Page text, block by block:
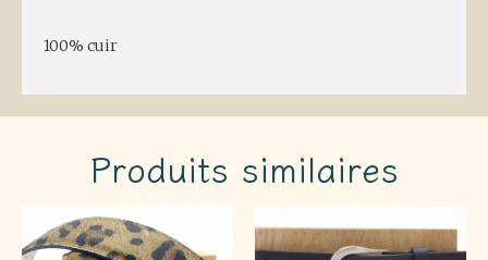
100% cuir
Produits similaires